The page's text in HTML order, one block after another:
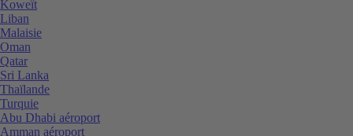
Koweït
Liban
Malaisie
Oman
Qatar
Sri Lanka
Thaïlande
Turquie
Abu Dhabi aéroport
Amman aéroport